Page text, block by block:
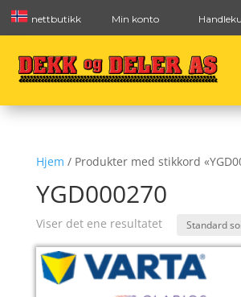
nettbutikk Min konto
Hjem / Produkter med stikkord
YGD000270
Viser det ene resultatet